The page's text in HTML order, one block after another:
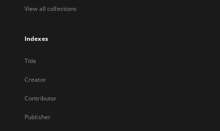
View all collections
Indexes
Title
Creator
Contributor
Publisher